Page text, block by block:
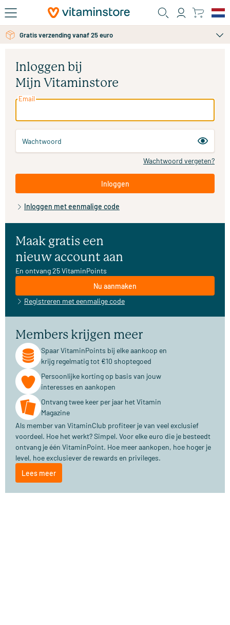
Ga naar de hoofdinhoud
Gratis verzending vanaf 25 euro
Inloggen bij
Mijn Vitaminstore
Email
Wachtwoord
Wachtwoord vergeten?
Inloggen
Inloggen met eenmalige code
Maak gratis een
nieuw account aan
En ontvang 25 VitaminPoints
Nu aanmaken
Registreren met eenmalige code
Members krijgen meer
Spaar VitaminPoints bij elke aankoop en
krijg regelmatig tot €10 shoptegoed
Persoonlijke korting op basis van jouw
interesses en aankopen
Ontvang twee keer per jaar het Vitamin
Magazine
Als member van VitaminClub profiteer je van veel exclusief
voordeel. Hoe het werkt? Simpel. Voor elke euro die je besteedt
ontvang je één VitaminPoint. Hoe meer aankopen, hoe hoger je
level, hoe exclusiever de rewards en privileges.
Lees meer